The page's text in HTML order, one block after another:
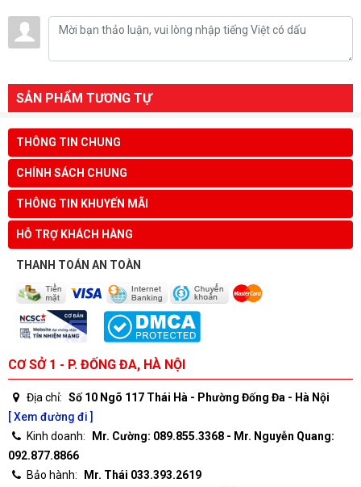
SẢN PHẨM TƯƠNG TỰ
THÔNG TIN CHUNG
CHÍNH SÁCH CHUNG
THÔNG TIN KHUYẾN MÃI
HỖ TRỢ KHÁCH HÀNG
THANH TOÁN AN TOÀN
CƠ SỞ 1 - P. ĐỐNG ĐA, HÀ NỘI
Địa chỉ: Số 10 Ngõ 117 Thái Hà - Phường Đống Đa - Hà Nội
[ Xem đường đi ]
Kinh doanh:
Mr. Cường: 089.855.3368 - Mr. Nguyễn Quang:
092.877.8866
Bảo hành:
Mr. Thái 033.393.2619